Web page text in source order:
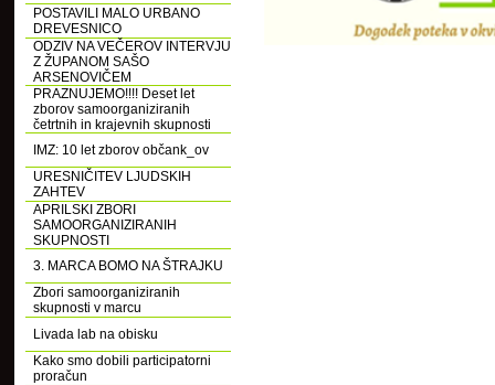
POSTAVILI MALO URBANO
DREVESNICO
ODZIV NA VEČEROV INTERVJU
Z ŽUPANOM SAŠO
ARSENOVIČEM
PRAZNUJEMO!!!! Deset let
zborov samoorganiziranih
četrtnih in krajevnih skupnosti
IMZ: 10 let zborov občank_ov
URESNIČITEV LJUDSKIH
ZAHTEV
APRILSKI ZBORI
SAMOORGANIZIRANIH
SKUPNOSTI
3. MARCA BOMO NA ŠTRAJKU
Zbori samoorganiziranih
skupnosti v marcu
Livada lab na obisku
Kako smo dobili participatorni
proračun